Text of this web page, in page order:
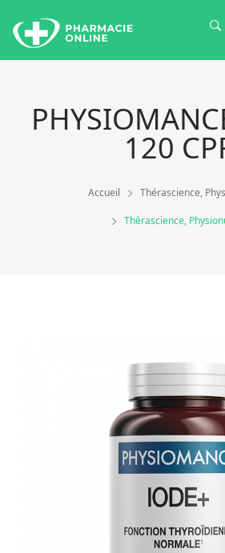
120
Accueil Thérascience,
Thérascience,